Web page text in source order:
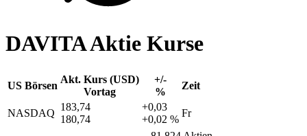
DAVITA Aktie Kurse
US Börsen
Akt. Kurs (USD)
Vortag
+/-
%
Zeit
NASDAQ
183,74
180,74
+0,03
+0,02 %
Fr